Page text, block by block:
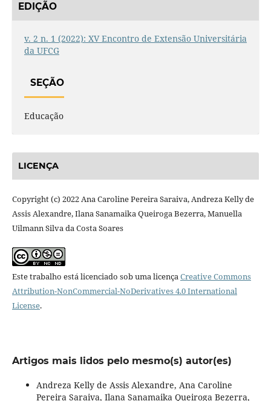
EDIÇÃO
v. 2 n. 1 (2022): XV Encontro de Extensão Universitária
da UFCG
SEÇÃO
Educação
LICENÇA
Copyright (c) 2022 Ana Caroline Pereira Saraiva, Andreza Kelly de
Assis Alexandre, Ilana Sanamaika Queiroga Bezerra, Manuella
Uilmann Silva da Costa Soares
Este trabalho está licenciado sob uma licençaCreative Commons
Attribution-NonCommercial-NoDerivatives 4.0 International
License.
Artigos mais lidos pelo mesmo(s) autor(es)
Andreza Kelly de Assis Alexandre, Ana Caroline
Pereira Saraiva, Ilana Sanamaika Queiroga Bezerra,